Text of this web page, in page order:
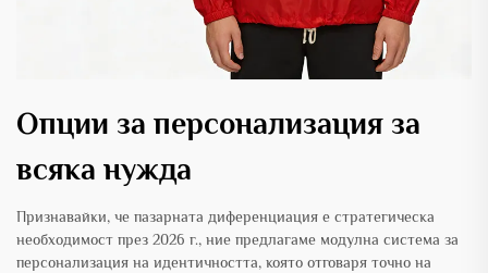
Опции за персонализация за
всяка нужда
Признавайки, че пазарната диференциация е стратегическа
необходимост през 2026 г., ние предлагаме модулна система за
персонализация на идентичността, която отговаря точно на